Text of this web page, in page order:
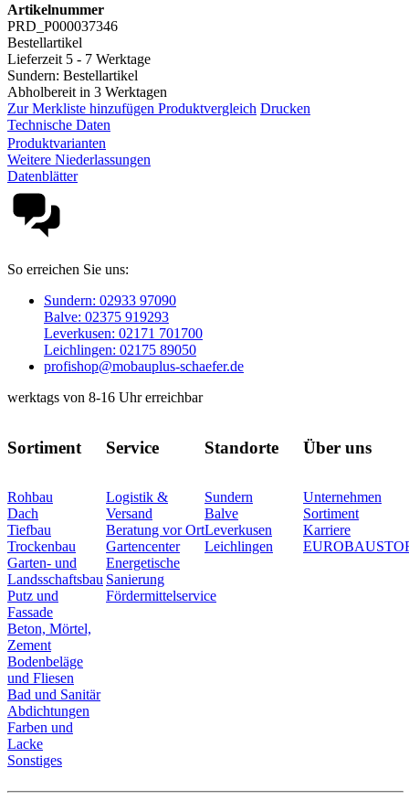
Artikelnummer
PRD_P000037346
Bestellartikel
Lieferzeit 5 - 7 Werktage
Sundern: Bestellartikel
Abholbereit in 3 Werktagen
Zur Merkliste hinzufügen Produktvergleich Drucken
Technische Daten
Produktvarianten
Weitere Niederlassungen
Datenblätter
So erreichen Sie uns:
Sundern: 02933 97090
Balve: 02375 919293
Leverkusen: 02171 701700
Leichlingen: 02175 89050
profishop@mobauplus-schaefer.de
werktags von 8-16 Uhr erreichbar
Sortiment
Rohbau
Dach
Tiefbau
Trockenbau
Garten- und
Landsschaftsbau
Putz und
Fassade
Beton, Mörtel,
Zement
Bodenbeläge
und Fliesen
Bad und Sanitär
Abdichtungen
Farben und
Lacke
Sonstiges
Service
Logistik &
Versand
Beratung vor Ort
Gartencenter
Energetische
Sanierung
Fördermittelservice
Standorte
Sundern
Balve
Leverkusen
Leichlingen
Über uns
Unternehmen
Sortiment
Karriere